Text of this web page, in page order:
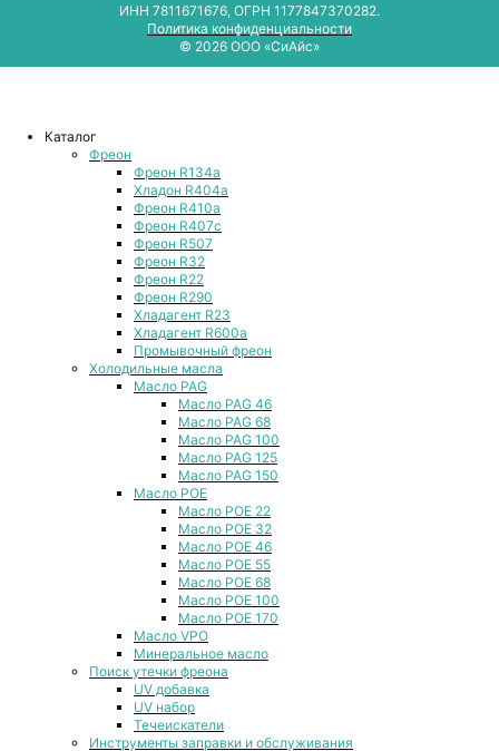
ИНН 7811671676, ОГРН 1177847370282.
Политика конфиденциальности
© 2026 ООО «СиАйс»
Каталог
Фреон
Фреон R134a
Хладон R404a
Фреон R410a
Фреон R407с
Фреон R507
Фреон R32
Фреон R22
Фреон R290
Хладагент R23
Хладагент R600a
Промывочный фреон
Холодильные масла
Масло PAG
Масло PAG 46
Масло PAG 68
Масло PAG 100
Масло PAG 125
Масло PAG 150
Масло POE
Масло POE 22
Масло POE 32
Масло POE 46
Масло POE 55
Масло POE 68
Масло POE 100
Масло POE 170
Масло VPO
Минеральное масло
Поиск утечки фреона
UV добавка
UV набор
Течеискатели
Инструменты заправки и обслуживания